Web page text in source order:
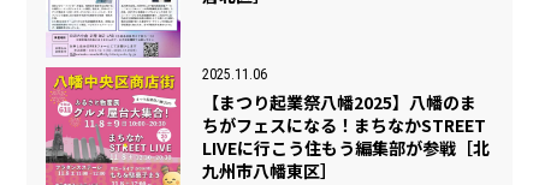
2025.11.06
【まつり起業祭八幡2025】八幡のま
ちがフェスになる！まちなかSTREET
LIVEに行こう住もう編集部が参戦［北
九州市八幡東区］